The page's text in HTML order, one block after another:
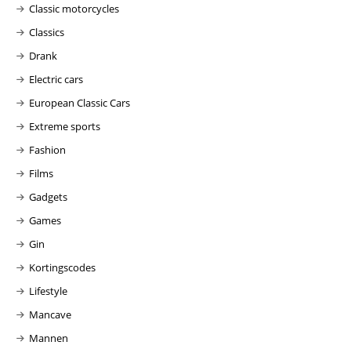
Classic motorcycles
Classics
Drank
Electric cars
European Classic Cars
Extreme sports
Fashion
Films
Gadgets
Games
Gin
Kortingscodes
Lifestyle
Mancave
Mannen